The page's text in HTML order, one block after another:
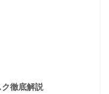
徹底解説